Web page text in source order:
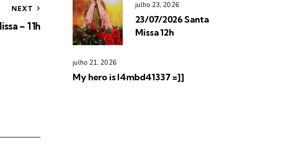
NEXT
– 11h
julho 23, 2026
23/07/2026 Santa
Missa 12h
julho 21, 2026
My hero is l4mbd41337 =]]